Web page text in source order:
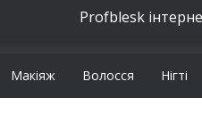
Profblesk
Макіяж Волосся Нігті